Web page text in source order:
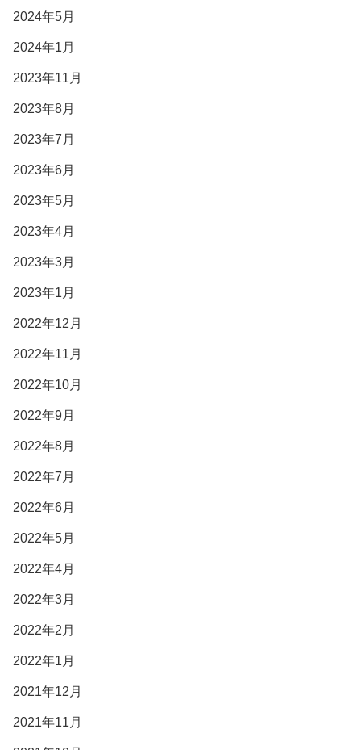
2024年5月
2024年1月
2023年11月
2023年8月
2023年7月
2023年6月
2023年5月
2023年4月
2023年3月
2023年1月
2022年12月
2022年11月
2022年10月
2022年9月
2022年8月
2022年7月
2022年6月
2022年5月
2022年4月
2022年3月
2022年2月
2022年1月
2021年12月
2021年11月